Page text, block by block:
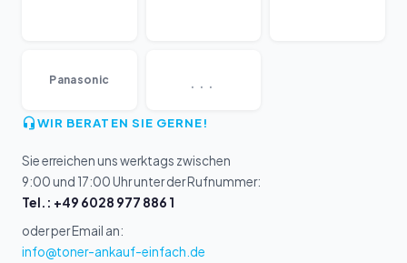
Panasonic ...
WIR BERATEN SIE GERNE!
Sie erreichen uns werktags zwischen
9:00 und 17:00 Uhr unter der Rufnummer:
Tel.: +49 6028 977 886 1
oder per Email an:
info@toner-ankauf-einfach.de